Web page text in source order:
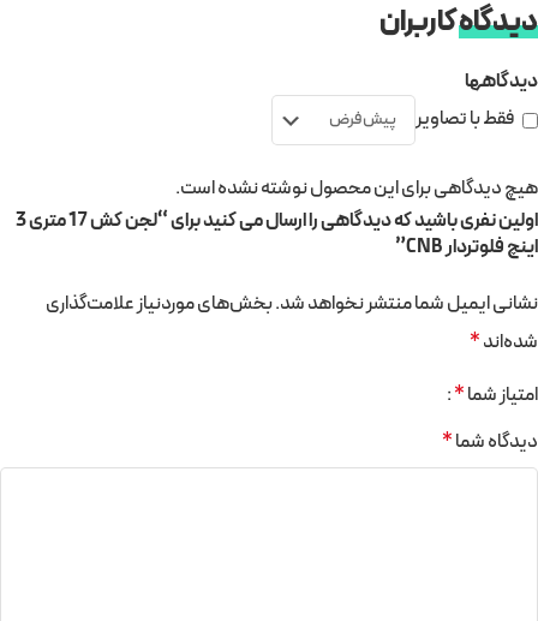
دیدگاهکاربران
دیدگاهها
فقط با تصاویر
هیچ دیدگاهی برای این محصول نوشته نشده است.
اولین نفری باشید که دیدگاهی را ارسال می کنید برای “لجن کش 17 متری 3
اینچ فلوتردار CNB”
نشانی ایمیل شما منتشر نخواهد شد.بخش‌های موردنیاز علامت‌گذاری
شده‌اند*
امتیاز شما*
دیدگاه شما*